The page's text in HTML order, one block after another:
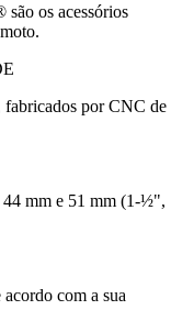
os acessórios
fabricados por CNC de
44 mm e 51 mm (1-½",
com a sua